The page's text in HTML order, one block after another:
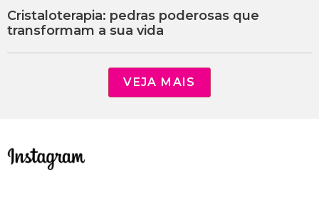
Cristaloterapia: pedras poderosas que
transformam a sua vida
VEJA MAIS